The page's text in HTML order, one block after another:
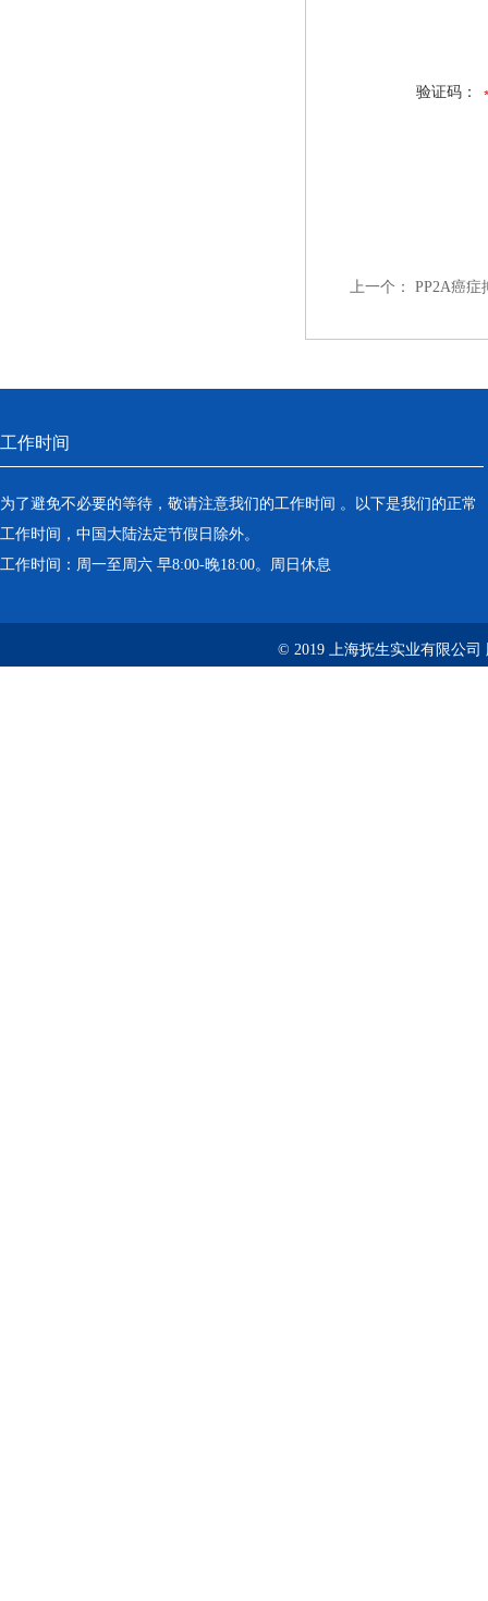
验证码：
上一个： PP2A癌症
工作时间
为了避免不必要的等待，敬请注意我们的工作时间 。以下是我们的正常
工作时间，中国大陆法定节假日除外。
工作时间：周一至周六 早8:00-晚18:00。周日休息
© 2019 上海抚生实业有限公司